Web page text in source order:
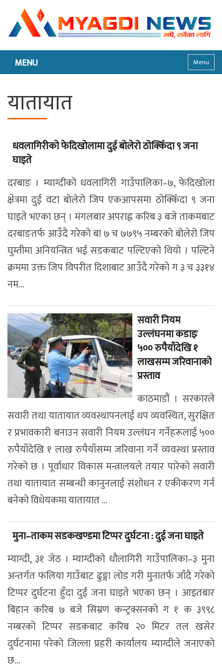
MENU Menu
यातायात
धवलागिरीको फेदिखोलामा दुई बोलेरो ठोक्किँदा ९ जना
घाइते
दरबाङ । म्याग्दीको धवलागिरी गाउँपालिका–७, फेदिखोला
क्षेत्रमा दुई वटा बोलेरो जिप एकआपसमा ठोक्किँदा ९ जना
घाइते भएका छन् । मंगलबार अपराह्न करिब ३ बजे ताकमबाट
दरबाङतर्फ आउँदै गरेको बा ७ च ७७९५ नम्बरको बोलेरो जिप
घुम्तीमा अनियन्त्रित भई सडकबाट पल्टिएको थियो । पल्टिने
क्रममा उक्त जिप विपरीत दिशाबाट आउँदै गरेको ग ३ च ३३१४
नम...
सवारी नियम
उल्लंघनमा कडाइः
५०० रुपैयाँदेखि १
लाखसम्म जरिवानाको
प्रस्ताव
काठमाडौं । सरकारले
सवारी तथा यातायात व्यवस्थापनलाई थप व्यवस्थित, सुरक्षित
र प्रभावकारी बनाउन सवारी नियम उल्लंघन गर्नेहरूलाई ५००
रुपैयाँदेखि १ लाख रुपैयाँसम्म जरिवाना गर्ने व्यवस्था प्रस्ताव
गरेको छ । पूर्वाधार विकास मन्त्रालयले तयार पारेको सवारी
तथा यातायात सम्बन्धी कानुनलाई संशोधन र एकीकरण गर्न
बनेको विधेयकमा यातायात ...
मुना–ताकम सडकखण्डमा टिप्पर दुर्घटना : दुई जना घाइते
म्याग्दी, ३१ जेठ । म्याग्दीको धौलागिरी गाउँपालिका–३ मुना
अन्तर्गत फलिया गाउँबाट ढुङ्गा लोड गरी मुनातर्फ जाँदै गरेको
टिप्पर दुर्घटना हुँदा दुई जना घाइते भएका छन् । आइतबार
बिहान करिब ७ बजे सिम्रण कन्ट्रक्सनको ग १ क ३९९८
नम्बरको टिप्पर सडकबाट करिब २० मिटर तल खसेर
दुर्घटनामा परेको जिल्ला प्रहरी कार्यालय म्याग्दीले जनाएको
छ...